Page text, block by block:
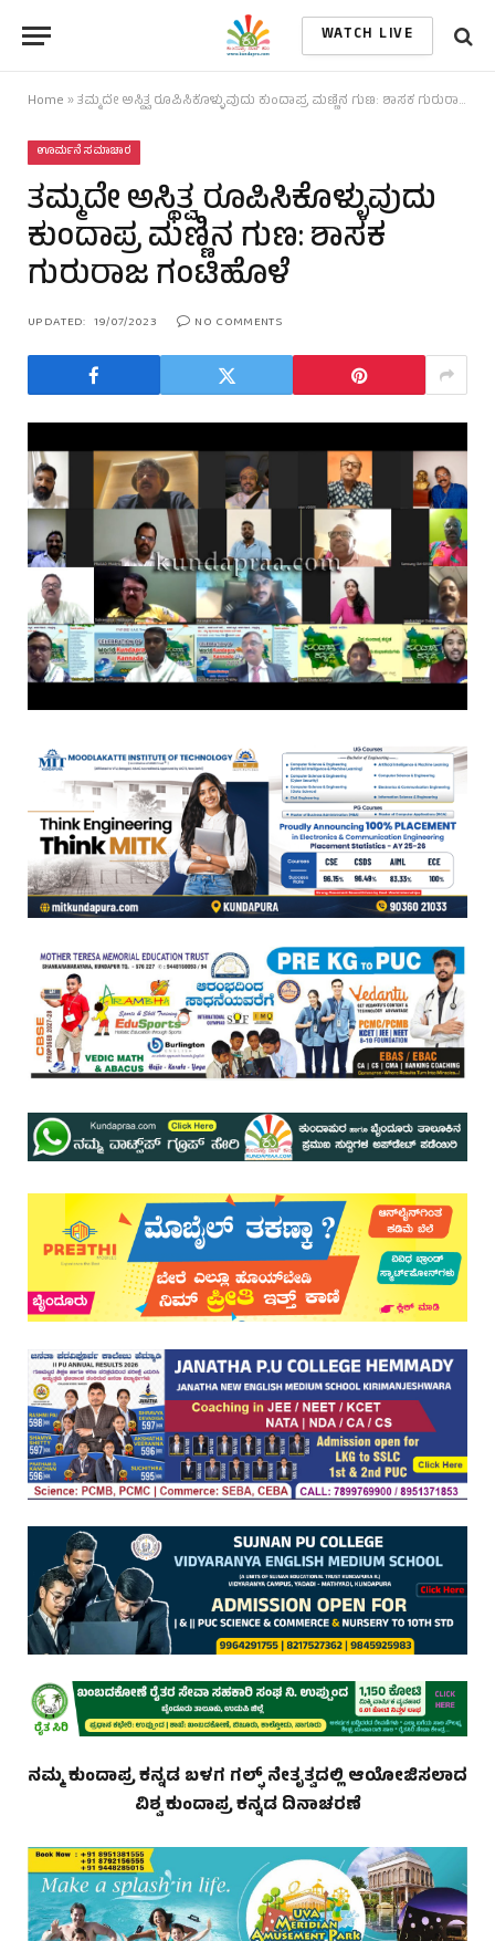
WATCH LIVE
Home »ತಮ್ಮದೇ ಅಸ್ಥಿತ್ವ ರೂಪಿಸಿಕೊಳ್ಳುವುದು ಕುಂದಾಪ್ರ ಮಣ್ಣಿನ ಗುಣ: ಶಾಸಕ ಗುರುರಾಜ ಗಂಟಿಹೊಳೆ
ಊರ್ಮನೆ ಸಮಾಚಾರ
ತಮ್ಮದೇ ಅಸ್ಥಿತ್ವ ರೂಪಿಸಿಕೊಳ್ಳುವುದು
ಕುಂದಾಪ್ರ ಮಣ್ಣಿನ ಗುಣ: ಶಾಸಕ
ಗುರುರಾಜ ಗಂಟಿಹೊಳೆ
UPDATED: 19/07/2023 NO COMMENTS
ನಮ್ಮ ಕುಂದಾಪ್ರ ಕನ್ನಡ ಬಳಗ ಗಲ್ಫ್ ನೇತೃತ್ವದಲ್ಲಿ ಆಯೋಜಿಸಲಾದ
ವಿಶ್ವ ಕುಂದಾಪ್ರ ಕನ್ನಡ ದಿನಾಚರಣೆ